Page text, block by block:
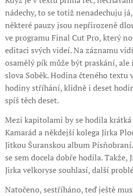
nádechy, to se totiž nenadechuju
některé pauzy jsou nepřirozeně
ve programu Final Cut Pro, který
editaci svých videí. Na záznamu
osamělý pík může být praskání,
slova Soběk. Hodina čteného textu
hodiny stříhání, klidně i deset
spíš těch deset.
Mezi kapitolami by se hodila
Kamarád a někdejší kolega Jirka
Jitkou Šuranskou album
se sem docela dobře hodila.
Jirka velkoryse souhlasí, další
Natočeno, sestříháno, teď ještě